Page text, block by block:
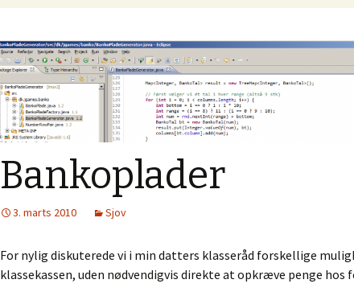
Bankoplader
3. marts 2010 Sjov
For nylig diskuterede vi i min datters klasseråd forskellige
klassekassen, uden nødvendigvis direkte at opkræve penge hos